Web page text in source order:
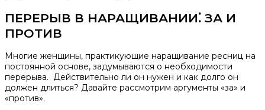
ПЕРЕРЫВ В НАРАЩИВАНИИ⁚ ЗА И
ПРОТИВ
Многие женщины, практикующие наращивание ресниц на
постоянной основе, задумываются о необходимости
перерыва. Действительно ли он нужен и как долго он
должен длиться?​ Давайте рассмотрим аргументы «за» и
«против».